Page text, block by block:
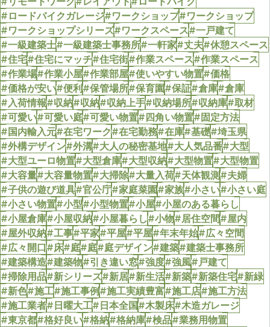
#ロードバイクガレージ#ワークショップ#ワークショップ
#ワークショップシリーズ#ワークスペース#一戸建て
#一級建築士#一級建築士事務所#一軒家#丈夫#休憩スペース
#住宅#住宅にマッチ#住宅街#作業スペース#作業スペース
#作業場#作業小屋#作業部屋#使いやすい物置#価格
#価格が安い#便利#保管場所#保育園#保証#倉庫#倉庫
#入荷情報#収納#収納#収納上手#収納場所#収納庫#取材
#可愛い#可愛い庭#可愛い物置#四角い物置#固定方法
#国内輸入元#在宅ワーク#在宅勤務#在庫#基礎#埼玉県
#外構デザイン#外溝#大人の秘密基地#大人気品番#大型
#大型ユーロ物置#大型倉庫#大型収納#大型物置#大型物置
#大容量#大容量物置#大掃除#大量入荷#天体観測#夫婦
#子供の遊び道具#官公庁#家庭菜園#家族#小さい#小さい庭
#小さい物置#小型#小型物置#小屋#小屋のある暮らし
#小屋倉庫#小屋収納#小屋暮らし#小物#居住空間#屋内
#屋外収納#工事#平家#平屋#平屋#年末年始#広々空間
#広々開口#床#庭#庭#庭デザイン#建築#建築士事務所
#建築構造#建築物#引き違い窓#強度#強風#戸建て
#掃除用品#新シリーズ#新居#新生活#新築#新築住宅#新緑
#新色#施工#施工事例#施工実績豊富#施工店#施工方法
#施工業者#日曜大工#日本全国#木製床#木造ガレージ
#東京都#格好良い#格納#格納庫#検品#業務用物置